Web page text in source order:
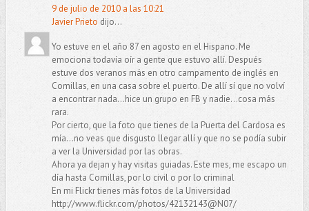
9 de julio de 2010 a las 10:21
Javier Prieto dijo...
Yo estuve en el año 87 en agosto en el Hispano. Me
emociona todavía oír a gente que estuvo allí. Después
estuve dos veranos más en otro campamento de inglés en
Comillas, en una casa sobre el puerto. De allí sí que no volví
a encontrar nada...hice un grupo en FB y nadie...cosa más
rara.
Por cierto, que la foto que tienes de la Puerta del Cardosa es
mía...no veas que disgusto llegar allí y que no se podía subir
a ver la Universidad por las obras.
Ahora ya dejan y hay visitas guiadas. Este mes, me escapo un
día hasta Comillas, por lo civil o por lo criminal
En mi Flickr tienes más fotos de la Universidad
http://www.flickr.com/photos/42132143@N07/